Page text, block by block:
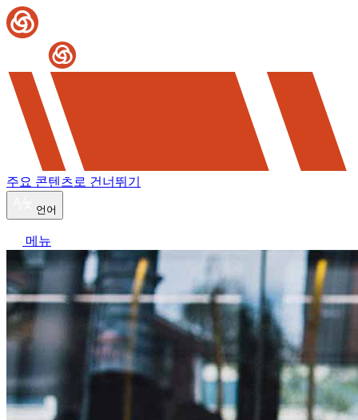
주요 콘텐츠로 건너뛰기
언어
메뉴